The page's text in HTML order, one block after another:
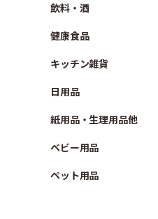
飲料・酒
健康食品
キッチン雑貨
日用品
紙用品・生理用品他
ベビー用品
ペット用品